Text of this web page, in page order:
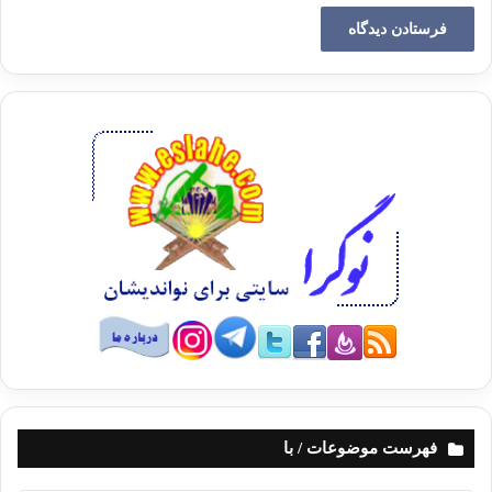
نشسته بودیم]، پیامبر (ص) سرش را بلند کرد و فرمود: از عذاب قبر
به خدا پناه ببرید – دو یا سه بار – سپس فرمود: بنده ی مؤمن
هنگامی که در حال بریدن از دنیا و روی کردن به آخرت است، فرشته
های سفید رویی از آسمان بر او نازل می شوند که گویی سیمایشان
عطری از عطرهای بهشت با خود به همراه دارند تا این که در فاصله
دید چشم نسبت به او می نشینند، سپس ملک الموت آمده و کنار
سرش می نشیند و می گوید ای نفس مطمئنه خارج شو، خارج شو
به سوی بخشش و رضایتی از جانب خدا. پس به محض این که جان
خارج می شود و روان می شود و همانند دهنه مشک آب جاری می
شود آن را (جان را) می گیرد و آن فرشته های از دور نشسته در یک
چشم به هم زدن آن را از دستش گرفته و در آن کفن و آن عطرها
قرار می دهند. بویی از آن کفن خارج می شود مانند خوشبوترین
این روح پاک از آن کیست؟ می گویند فلان پسر فلان، با نیکوترین
اسمی که در دنیا نام گذاری شده بود. تا او را به آسمان دنیا می
فهرست موضوعات / با